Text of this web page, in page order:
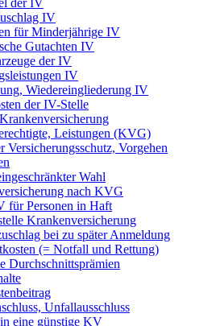
IV
für Minderjährige IV
Gutachten IV
der IV
IV
Wiedereingliederung IV
der IV-Stelle
Leistungen (KVG)
Versicherungsschutz, Vorgehen
Wahl
nach KVG
für Personen in Haft
Krankenversicherung
bei zu später Anmeldung
(= Notfall und Rettung)
Durchschnittsprämien
Unfallausschluss
eine günstige KV